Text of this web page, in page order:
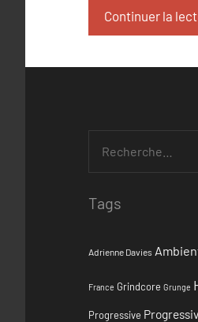
Continuer la
Tags
Adrienne Davies
France Grindcore Grunge
Progressive